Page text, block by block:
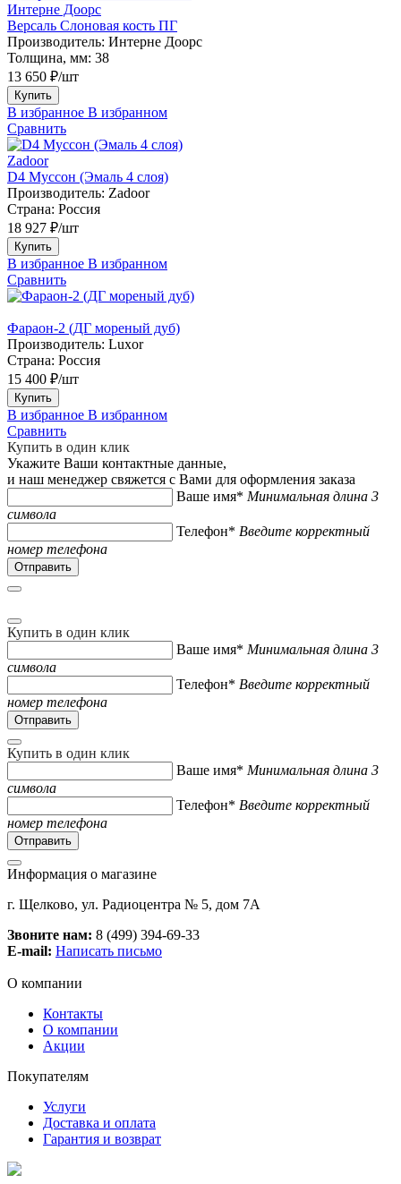
Интерне Доорс
Версаль Слоновая кость ПГ
Производитель: Интерне Доорс
Толщина, мм: 38
13 650 ₽/шт
Купить
В избранное В избранном
Сравнить
Zadoor
D4 Муссон (Эмаль 4 слоя)
Производитель: Zadoor
Страна: Россия
18 927 ₽/шт
Купить
В избранное В избранном
Сравнить
Фараон-2 (ДГ мореный дуб)
Производитель: Luxor
Страна: Россия
15 400 ₽/шт
Купить
В избранное В избранном
Сравнить
Купить в один клик
Укажите Ваши контактные данные,
и наш менеджер свяжется с Вами для оформления заказа
Ваше имя* Минимальная длина 3
символа
Телефон* Введите корректный
номер телефона
Купить в один клик
Ваше имя* Минимальная длина 3
символа
Телефон* Введите корректный
номер телефона
Купить в один клик
Ваше имя* Минимальная длина 3
символа
Телефон* Введите корректный
номер телефона
Информация о магазине
г. Щелково, ул. Радиоцентра № 5, дом 7А
Звоните нам: 8 (499) 394-69-33
E-mail: Написать письмо
О компании
Контакты
О компании
Акции
Покупателям
Услуги
Доставка и оплата
Гарантия и возврат